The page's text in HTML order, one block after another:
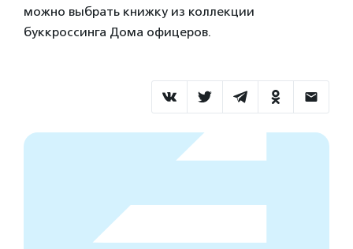
можно выбрать книжку из коллекции
буккроссинга Дома офицеров.